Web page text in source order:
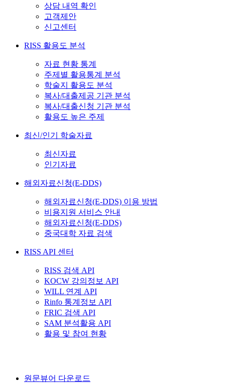
상담 내역 확인
고객제안
신고센터
RISS 활용도 분석
자료 현황 통계
주제별 활용통계 분석
학술지 활용도 분석
복사/대출제공 기관 분석
복사/대출신청 기관 분석
활용도 높은 주제
최신/인기 학술자료
최신자료
인기자료
해외자료신청(E-DDS)
해외자료신청(E-DDS) 이용 방법
비용지원 서비스 안내
해외자료신청(E-DDS)
중국대학 자료 검색
RISS API 센터
RISS 검색 API
KOCW 강의정보 API
WILL 연계 API
Rinfo 통계정보 API
FRIC 검색 API
SAM 분석활용 API
활용 및 참여 현황
원문뷰어 다운로드